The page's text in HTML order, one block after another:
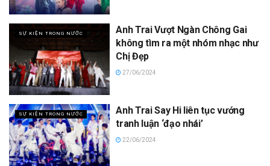
SỰ KIỆN TRONG NƯỚC
Anh Trai Vượt Ngàn Chông Gai
không tìm ra một nhóm nhạc như
Chị Đẹp
27/06/2024
SỰ KIỆN TRONG NƯỚC
Anh Trai Say Hi liên tục vướng
tranh luận ‘đạo nhái’
22/06/2024